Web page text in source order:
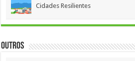
Cidades Resilientes
Outros